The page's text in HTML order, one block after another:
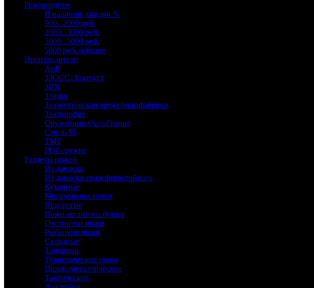
Рекомендуем
В наличии, скидки %
900...2000 руб.
2000...3000 руб.
3000...5000 руб.
5000 руб. и более
Производители
АиР
ЗЗОСС, Златоуст
ЗИК
Златко
Златоустовская оружейная фабрика
Златпрофит
Оружейник (Арт-Грани)
Стиль-М
ТМГ
РОСоружие
Разделы ножей
Из дамаска
Из дамаска атмосферостойкого
Кухонные
Метательные ножи
Недорогие
Ножи из литого булата
Охотничьи ножи
Рыбацкие ножи
Складные
Топорики
Туристические ножи
Цельнометаллические
Тактические